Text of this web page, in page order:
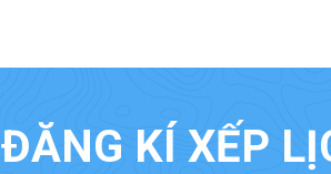
ĐĂNG KÍ XẾP